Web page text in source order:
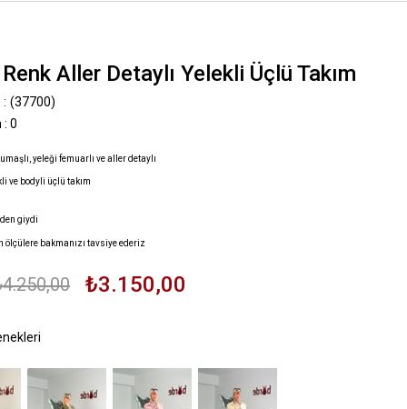
Aller Detaylı Yelekli Üçlü Takım
(37700)
: 0
yeleği femuarlı ve aller detaylı
ve bodyli üçlü takım
giydi
ölçülere bakmanızı tavsiye ederiz
₺3.150,00